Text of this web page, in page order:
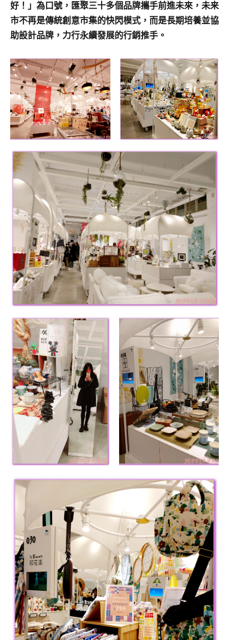
好！」為口號，匯聚三十多個品牌攜手前進未來，未来
市不再是傳統創意市集的快閃模式，而是長期培養並協
助設計品牌，力行永續發展的行銷推手。